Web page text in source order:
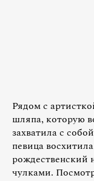
Рядом с
шляпа, которую
захватила с
певица
рождественский
чулками.